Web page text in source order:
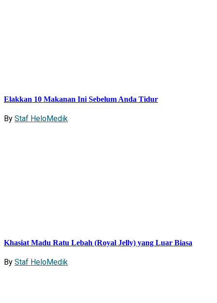
Elakkan 10 Makanan Ini Sebelum Anda Tidur
By Staf HeloMedik
Khasiat Madu Ratu Lebah (Royal Jelly) yang Luar Biasa
By Staf HeloMedik